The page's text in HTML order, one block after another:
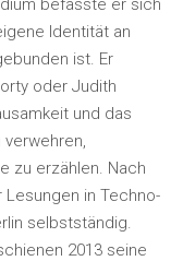
befasste er sich
Identität an
ist. Er
oder Judith
und das
zu erzählen. Nach
in Techno-
selbstständig.
2013 seine